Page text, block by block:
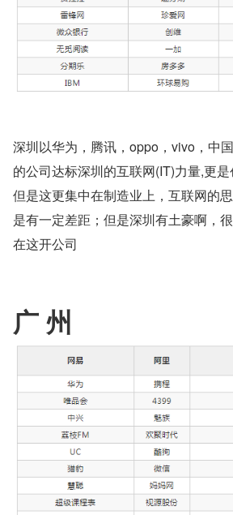
深圳以华为，腾讯，oppo，vivo，中
的公司达标深圳的互联网(IT)力量,更是
但是这更集中在制造业上，互联网的
是有一定差距；但是深圳有土豪啊，
在这开公司
广 州